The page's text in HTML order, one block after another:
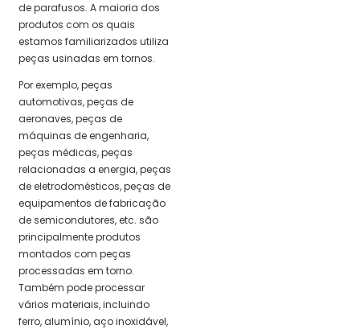
de parafusos. A maioria dos
produtos com os quais
estamos familiarizados utiliza
peças usinadas em tornos.
Por exemplo, peças
automotivas, peças de
aeronaves, peças de
máquinas de engenharia,
peças médicas, peças
relacionadas a energia, peças
de eletrodomésticos, peças de
equipamentos de fabricação
de semicondutores, etc. são
principalmente produtos
montados com peças
processadas em torno.
Também pode processar
vários materiais, incluindo
ferro, alumínio, aço inoxidável,